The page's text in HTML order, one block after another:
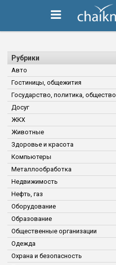
Рубрики
Авто
Гостиницы, общежития
Государство, политика, общество
Досуг
ЖКХ
Животные
Здоровье и красота
Компьютеры
Металлообработка
Недвижимость
Нефть, газ
Оборудование
Образование
Общественные организации
Одежда
Охрана и безопасность